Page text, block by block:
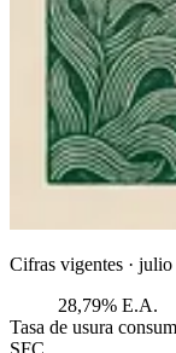
Cifras vigentes · julio
28,79% E.A.
Tasa de usura
SFC